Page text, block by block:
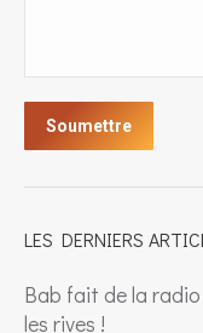
Soumettre
LES DERNIERS
Bab fait de la
les rives !